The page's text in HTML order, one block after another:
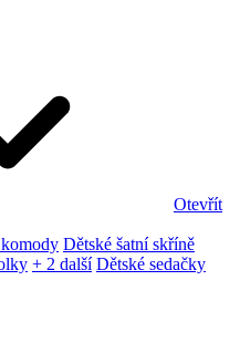
Otevřít
Dětské šatní skříně
+ 2 další Dětské sedačky